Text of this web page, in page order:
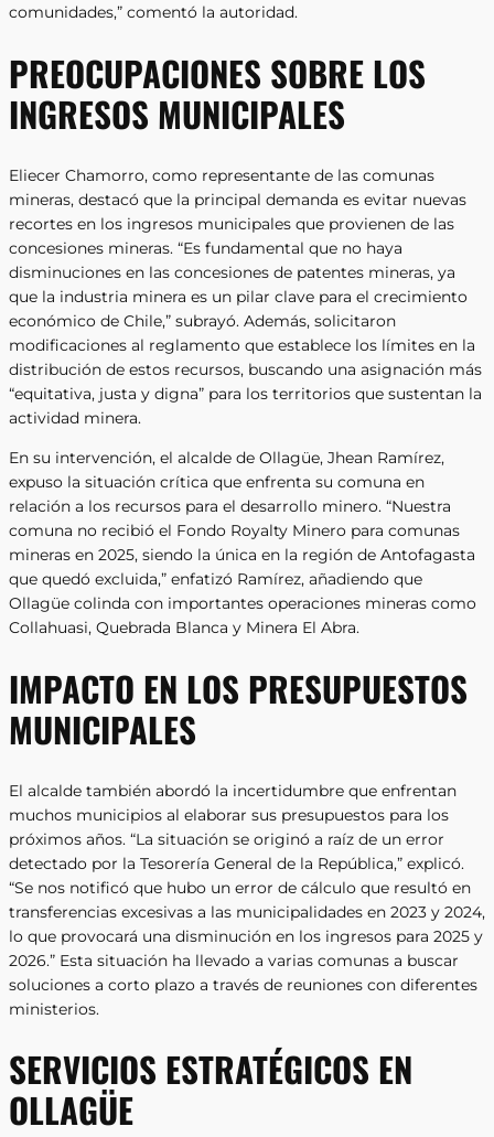
comunidades,” comentó la autoridad.
PREOCUPACIONES SOBRE LOS
INGRESOS MUNICIPALES
Eliecer Chamorro, como representante de las comunas
mineras, destacó que la principal demanda es evitar nuevas
recortes en los ingresos municipales que provienen de las
concesiones mineras. “Es fundamental que no haya
disminuciones en las concesiones de patentes mineras, ya
que la industria minera es un pilar clave para el crecimiento
económico de Chile,” subrayó. Además, solicitaron
modificaciones al reglamento que establece los límites en la
distribución de estos recursos, buscando una asignación más
“equitativa, justa y digna” para los territorios que sustentan la
actividad minera.
En su intervención, el alcalde de Ollagüe, Jhean Ramírez,
expuso la situación crítica que enfrenta su comuna en
relación a los recursos para el desarrollo minero. “Nuestra
comuna no recibió el Fondo Royalty Minero para comunas
mineras en 2025, siendo la única en la región de Antofagasta
que quedó excluida,” enfatizó Ramírez, añadiendo que
Ollagüe colinda con importantes operaciones mineras como
Collahuasi, Quebrada Blanca y Minera El Abra.
IMPACTO EN LOS PRESUPUESTOS
MUNICIPALES
El alcalde también abordó la incertidumbre que enfrentan
muchos municipios al elaborar sus presupuestos para los
próximos años. “La situación se originó a raíz de un error
detectado por la Tesorería General de la República,” explicó.
“Se nos notificó que hubo un error de cálculo que resultó en
transferencias excesivas a las municipalidades en 2023 y 2024,
lo que provocará una disminución en los ingresos para 2025 y
2026.” Esta situación ha llevado a varias comunas a buscar
soluciones a corto plazo a través de reuniones con diferentes
ministerios.
SERVICIOS ESTRATÉGICOS EN
OLLAGÜE